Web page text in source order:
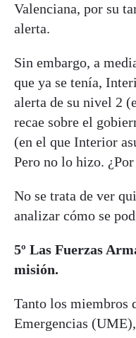
Valenciana, por su
alerta.
Sin embargo, a
que ya se tenía,
alerta de su nivel 2
recae sobre el
(en el que Interior
Pero no lo hizo. ¿Por
No se trata de ver
analizar cómo se
5º Las Fuerzas
misión.
Tanto los miembros
Emergencias